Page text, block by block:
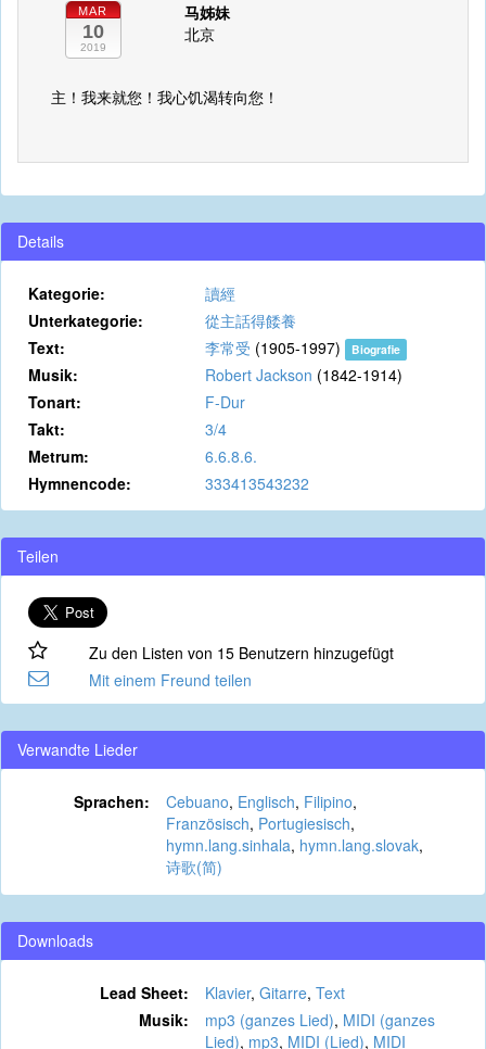
MAR
10
2019
马姊妹
北京
主！我来就您！我心饥渴转向您！
Details
Kategorie:
讀經
Unterkategorie:
從主話得餧養
Text:
李常受 (1905-1997) Biografie
Musik: Robert Jackson (1842-1914)
Tonart:
F-Dur
Takt:
3/4
Metrum:
6.6.8.6.
Hymnencode:
333413543232
Teilen
Zu den Listen von 15 Benutzern hinzugefügt
Mit einem Freund teilen
Verwandte Lieder
Sprachen: Cebuano, Englisch, Filipino,
Französisch, Portugiesisch,
hymn.lang.sinhala, hymn.lang.slovak,
诗歌(简)
Downloads
Lead Sheet: Klavier, Gitarre, Text
Musik:
mp3 (ganzes Lied), MIDI (ganzes
Lied), mp3, MIDI (Lied), MIDI